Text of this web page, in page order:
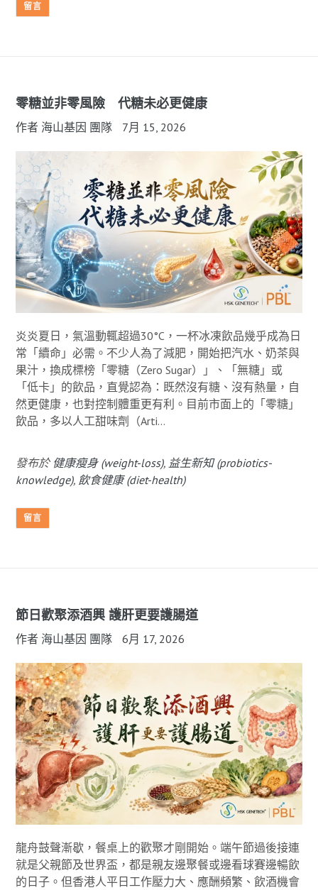
留言
零糖並非零風險 代糖未必更健康
作者 海山基因 團隊 7月 15, 2026
炎炎夏日，氣溫動輒超過30°C，一杯冰凍飲品幾乎成為日
常「續命」必需。不少人為了減肥，開始把汽水、奶茶與
果汁，換成標榜「零糖（Zero Sugar）」、「無糖」或
「低卡」的飲品，直覺認為：既然沒有糖、沒有熱量，自
然更健康，也對控制體重更有利。目前市面上的「零糖」
飲品，多以人工甜味劑（Arti...
發布於 健康瘦身 (weight-loss), 益生新知 (probiotics-
knowledge), 飲食健康 (diet-health)
留言
節日歡聚添酒興 護肝更要護腸道
作者 海山基因 團隊 6月 17, 2026
龍舟鼓聲漸歇，餐桌上的歡聚才剛開始。端午節過後接連
就是父親節及世界盃，都是親友邊聚餐或邊看球賽邊暢飲
的日子。但香港人平日工作壓力大、應酬頻繁、飲酒機會